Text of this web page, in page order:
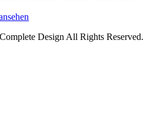
Design All Rights Reserved.